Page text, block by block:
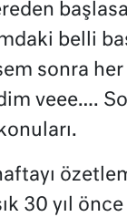
belli
sonra
veee….
30 yıl